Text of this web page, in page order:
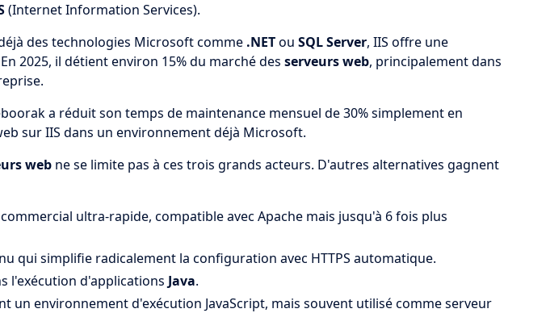
(Internet Information Services).
des technologies Microsoft comme .NETou SQL Server, IIS offre une
2025, il détient environ 15% du marché des serveurs web, principalement dans
a réduit son temps de maintenance mensuel de 30% simplement en
sur IIS dans un environnement déjà Microsoft.
web ne se limite pas à ces trois grands acteurs. D'autres alternatives gagnent
ultra-rapide, compatible avec Apache mais jusqu'à 6 fois plus
qui simplifie radicalement la configuration avec HTTPS automatique.
l'exécution d'applications Java.
un environnement d'exécution JavaScript, mais souvent utilisé comme serveur